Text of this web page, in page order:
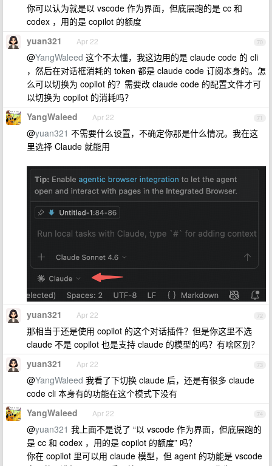
你可以认为就是以 vscode 作为界面，但底层跑的是 cc 和
codex ，用的是 copilot 的额度
70
yuan321 Apr 22
@YangWaleed 这个不太懂，我这边用的是 claude code 的 cli
，然后在对话框消耗的 token 都是 claude code 订阅本身的。怎
么可以切换为 copilot 的？需要改 claude code 的配置文件才可
以切换为 copilot 的消耗吗？
71
YangWaleed Apr 22
@yuan321 不需要什么设置，不确定你那是什么情况。我在这
里选择 Claude 就能用
72
yuan321 Apr 22
那相当于还是使用 copilot 的这个对话插件？但是你这里不选
claude 不是 copilot 也是支持 claude 的模型的吗？有啥区别？
73
yuan321 Apr 22
@YangWaleed 我看了下切换 claude 后，还是有很多 claude
code cli 本身有的功能在这个模式下没有
74
YangWaleed Apr 22
@yuan321 我上面不是说了 “以 vscode 作为界面，但底层跑的
是 cc 和 codex ，用的是 copilot 的额度” 吗？
你在 copilot 里可以用 claude 模型，但 agent 的功能是 vscode